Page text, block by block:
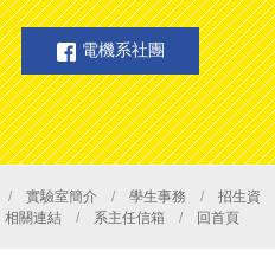
電機系社團
/ 實驗室簡介/ 學生事務 / 招生資
相關連結/ 系主任信箱 / 回首頁